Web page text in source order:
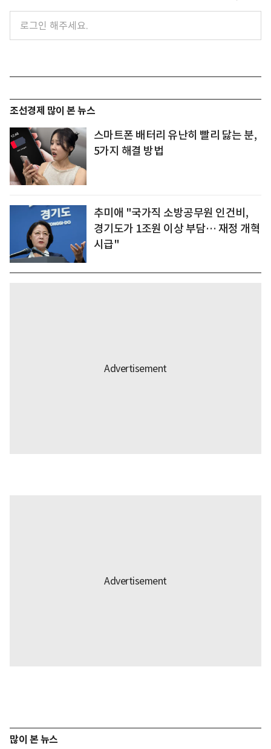
조선경제 많이 본 뉴스
스마트폰 배터리 유난히 빨리 닳는 분,
5가지 해결 방법
추미애 "국가직 소방공무원 인건비,
경기도가 1조원 이상 부담… 재정 개혁
시급"
많이 본 뉴스